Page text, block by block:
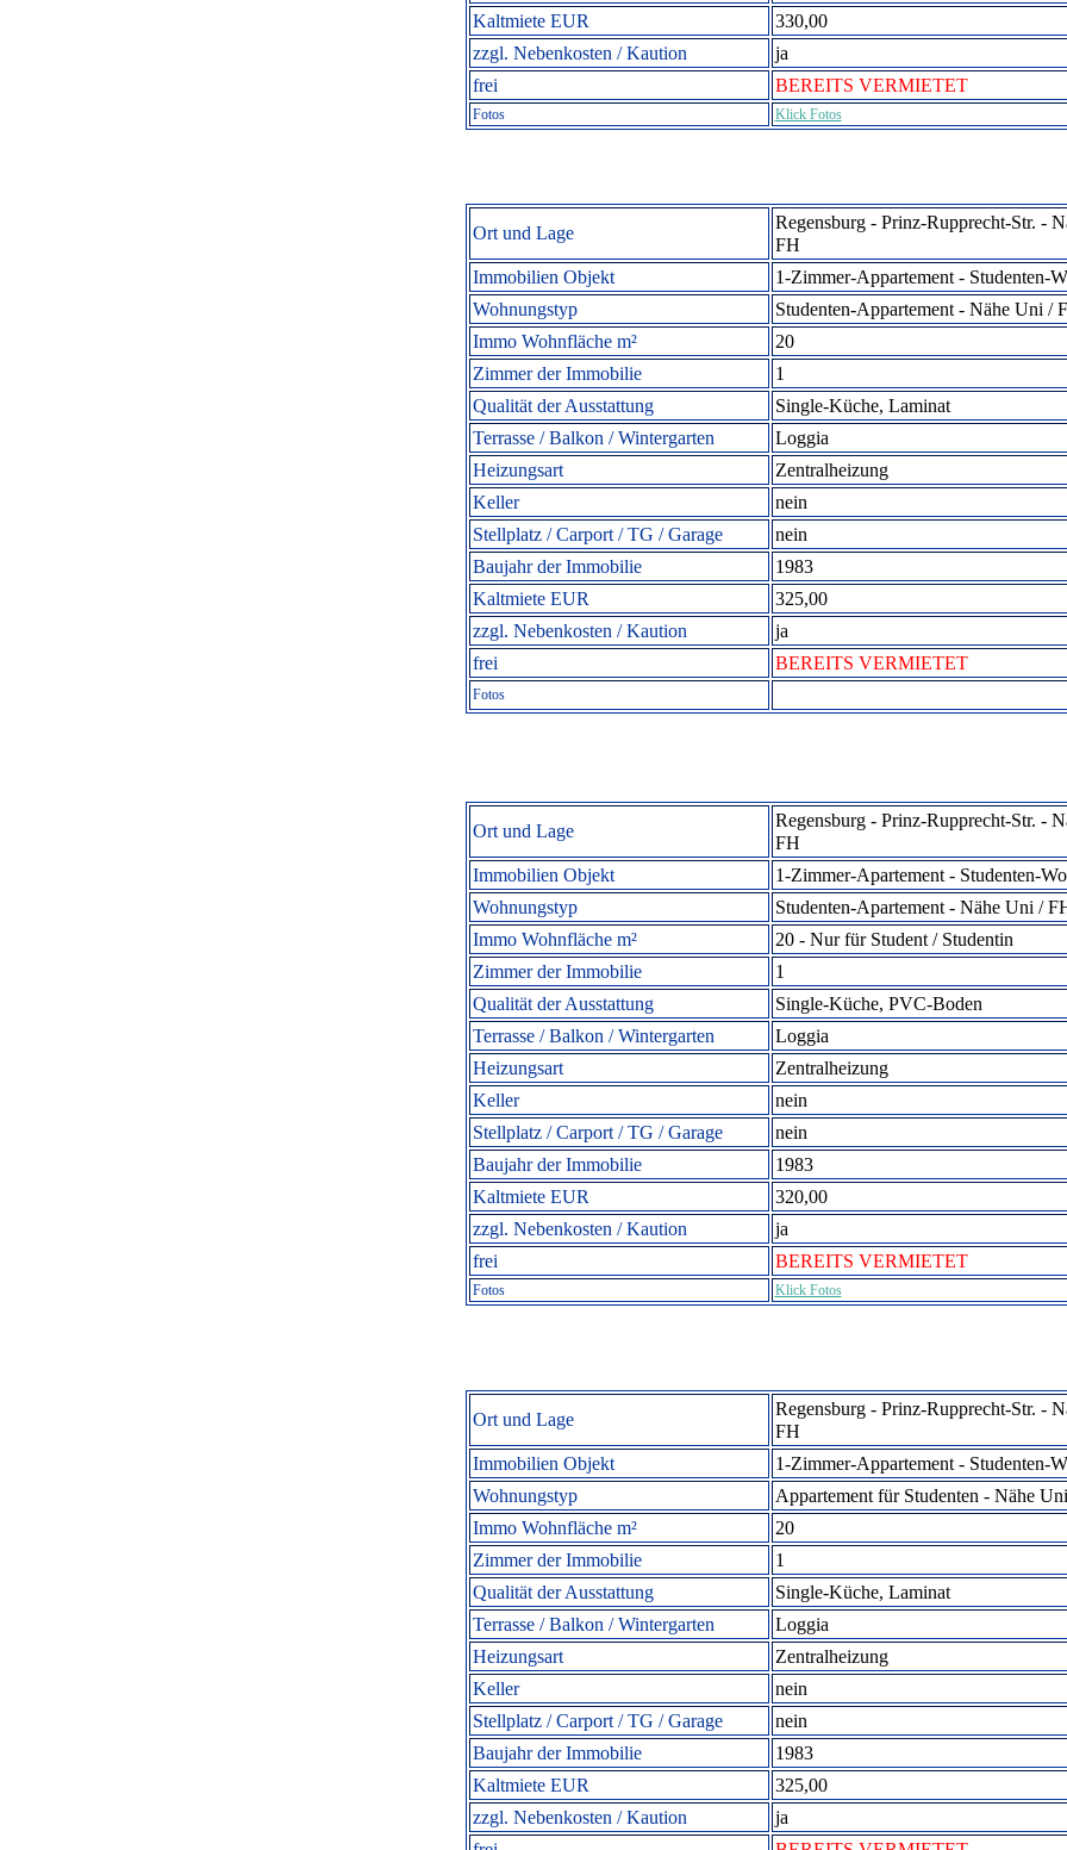
Kaltmiete EUR
330,00
zzgl. Nebenkosten / Kaution
ja
frei
BEREITS VERMIETET
Fotos Klick Fotos
Ort und Lage
Regensburg - Prinz-Rupprecht-Str. -
FH
Immobilien Objekt
1-Zimmer-Appartement - Studenten-
Wohnungstyp
Studenten-Appartement - Nähe Uni /
Immo Wohnfläche m²
20
Zimmer der Immobilie
1
Qualität der Ausstattung
Single-Küche, Laminat
Terrasse / Balkon / Wintergarten
Loggia
Heizungsart
Zentralheizung
Keller
nein
Stellplatz / Carport / TG / Garage
nein
Baujahr der Immobilie
1983
Kaltmiete EUR
325,00
zzgl. Nebenkosten / Kaution
ja
frei
BEREITS VERMIETET
Fotos
Ort und Lage
Regensburg - Prinz-Rupprecht-Str. -
FH
Immobilien Objekt
1-Zimmer-Apartement - Studenten-
Wohnungstyp
Studenten-Apartement - Nähe Uni /
Immo Wohnfläche m²
20 - Nurfür Student / Studentin
Zimmer der Immobilie
1
Qualität der Ausstattung
Single-Küche, PVC-Boden
Terrasse / Balkon / Wintergarten
Loggia
Heizungsart
Zentralheizung
Keller
nein
Stellplatz / Carport / TG / Garage
nein
Baujahr der Immobilie
1983
Kaltmiete EUR
320,00
zzgl. Nebenkosten / Kaution
ja
frei
BEREITS VERMIETET
Fotos Klick Fotos
Ort und Lage
Regensburg - Prinz-Rupprecht-Str. -
FH
Immobilien Objekt
1-Zimmer-Appartement - Studenten-
Wohnungstyp
Appartement für Studenten - Nähe
Immo Wohnfläche m²
20
Zimmer der Immobilie
1
Qualität der Ausstattung
Single-Küche, Laminat
Terrasse / Balkon / Wintergarten
Loggia
Heizungsart
Zentralheizung
Keller
nein
Stellplatz / Carport / TG / Garage
nein
Baujahr der Immobilie
1983
Kaltmiete EUR
325,00
zzgl. Nebenkosten / Kaution
ja